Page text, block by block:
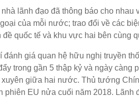
lãnh đạo đã thông báo cho nhau
của mỗi nước; trao đổi về các
quốc tế và khu vực hai bên cùng
giá quan hệ hữu nghị truyền
trong gần 5 thập kỷ và ngày càng
giữa hai nước. Thủ tướng
phiên EU nửa cuối năm 2018. Lãnh